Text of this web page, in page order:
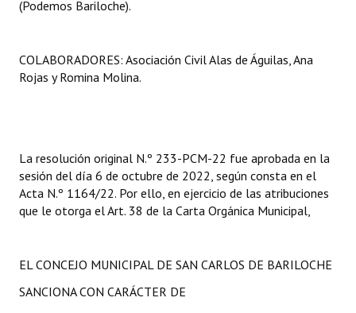
(Podemos Bariloche).
COLABORADORES: Asociación Civil Alas de Águilas, Ana
Rojas y Romina Molina.
La resolución original N.º 233-PCM-22 fue aprobada en la
sesión del día 6 de octubre de 2022, según consta en el
Acta N.º 1164/22. Por ello, en ejercicio de las atribuciones
que le otorga el Art. 38 de la Carta Orgánica Municipal,
EL CONCEJO MUNICIPAL DE SAN CARLOS DE BARILOCHE
SANCIONA CON CARÁCTER DE